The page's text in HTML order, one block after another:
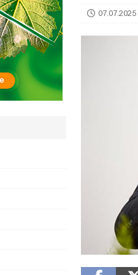
ზაანენური ჯიშის თხა 07.07.2025